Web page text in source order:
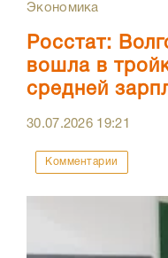
Экономика
Росстат:
вошла в
средней
30.07.2026 19:21
Комментарии